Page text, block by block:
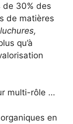
de 30% des
de matières
qu’à
multi-rôle …
en